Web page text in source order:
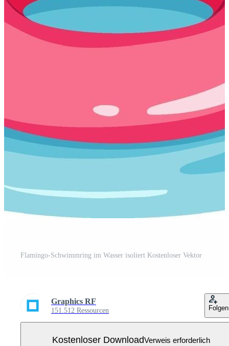
Flamingo-Schwimmring im Wasser isoliert Kostenloser Vektor
Graphics RF
151.512 Ressourcen Folgen
Kostenloser DownloadVerweis erforderlich